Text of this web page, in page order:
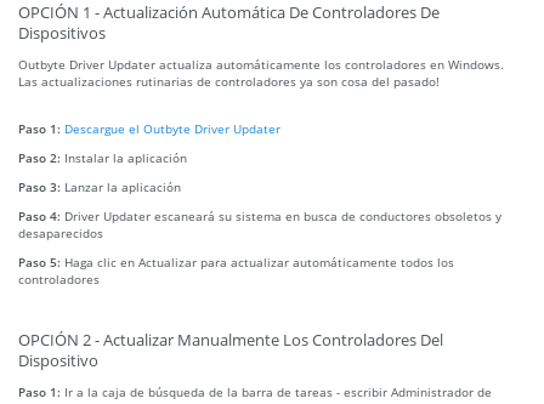
OPCIÓN 1 - Actualización Automática De Controladores De
Dispositivos
Outbyte Driver Updater actualiza automáticamente los controladores en Windows.
Las actualizaciones rutinarias de controladores ya son cosa del pasado!
Paso 1: Descargue el Outbyte Driver Updater
Paso 2: Instalar la aplicación
Paso 3: Lanzar la aplicación
Paso 4: Driver Updater escaneará su sistema en busca de conductores obsoletos y
desaparecidos
Paso 5: Haga clic en Actualizar para actualizar automáticamente todos los
controladores
OPCIÓN 2 - Actualizar Manualmente Los Controladores Del
Dispositivo
Paso 1: Ir a la caja de búsqueda de la barra de tareas - escribir Administrador de